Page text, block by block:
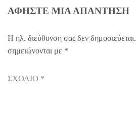
ΑΦΉΣΤΕ ΜΙΑ ΑΠΆΝΤΗΣΗ
Η ηλ. διεύθυνση σας δεν δημοσιεύεται.
σημειώνονται με *
ΣΧΌΛΙΟ *